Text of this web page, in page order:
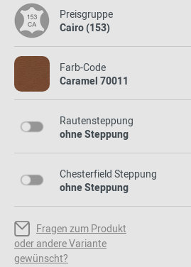
Preisgruppe
Cairo (153)
Farb-Code
Caramel 70011
Rautensteppung
ohne Steppung
Chesterfield Steppung
ohne Steppung
Fragen zum Produkt
oder andere Variante
gewünscht?